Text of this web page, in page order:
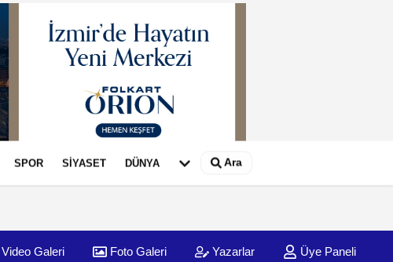
SPOR SİYASET DÜNYA Ara
Galeri Foto Galeri Yazarlar Üye Paneli